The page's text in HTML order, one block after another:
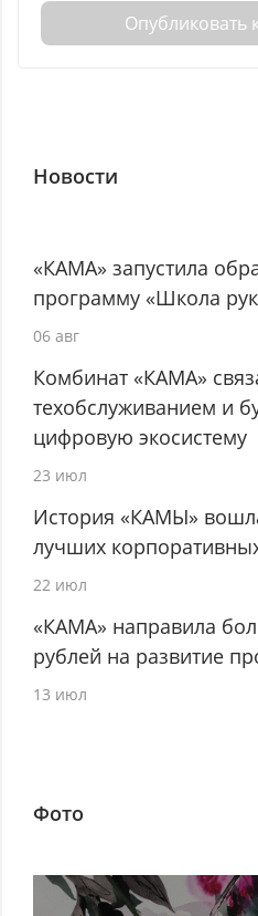
Опубликовать
Новости
«КАМА» запустила
программу «Школа
06 авг
Комбинат «КАМА»
техобслуживанием и
цифровую экосистему
23 июл
История «КАМЫ»
лучших
22 июл
«КАМА» направила
рублей на развитие
13 июл
Фото